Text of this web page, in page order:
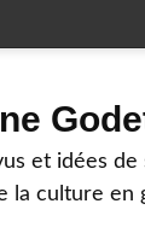
et idées
la culture